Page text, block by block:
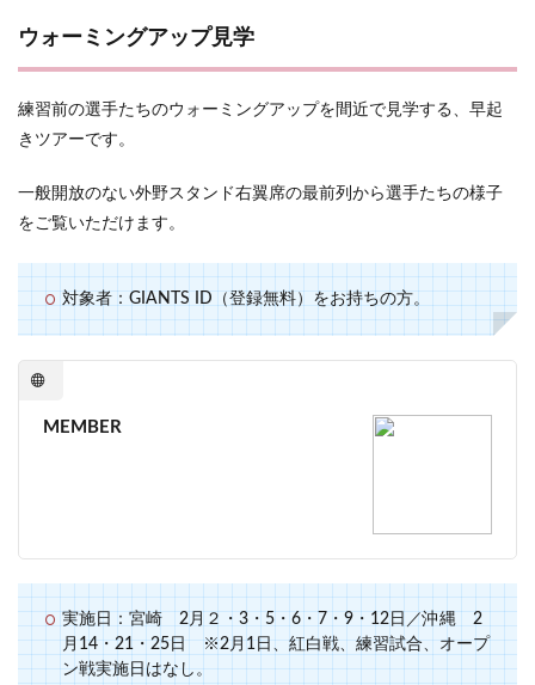
ウォーミングアップ見学
練習前の選手たちのウォーミングアップを間近で見学する、早起
きツアーです。
一般開放のない外野スタンド右翼席の最前列から選手たちの様子
をご覧いただけます。
対象者：GIANTS ID（登録無料）をお持ちの方。
MEMBER
実施日：宮崎 2月２・3・5・6・7・9・12日／沖縄 2
月14・21・25日 ※2月1日、紅白戦、練習試合、オープ
ン戦実施日はなし。